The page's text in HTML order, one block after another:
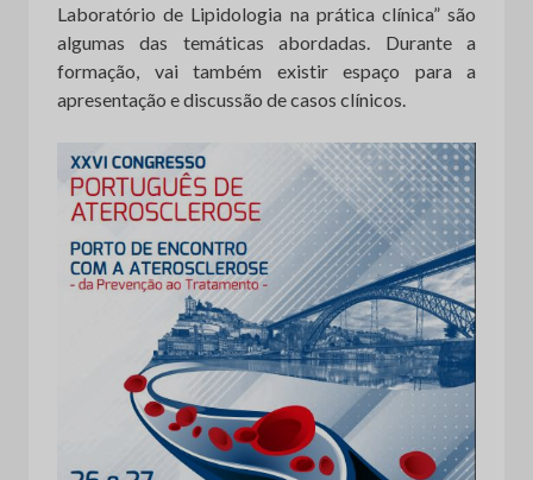
Laboratório de Lipidologia na prática clínica” são
algumas das temáticas abordadas. Durante a
formação, vai também existir espaço para a
apresentação e discussão de casos clínicos.